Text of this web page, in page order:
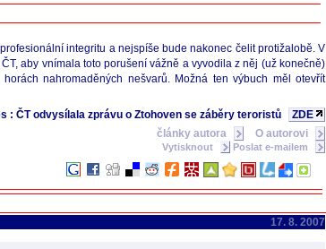
integritu a nejspíše bude nakonec čelit protižalobě. V
aby vnímala toto porušení vážně a vyvodila z něj (už konečně)
nahromaděných nešvarů. Možná ten výbuch měl otevřít
: ČT odvysílala zprávu o Ztohoven se záběry teroristů
ZDE
články autora
O autorovi
Vytisknout Poslat e-mailem
17. 8. 2007